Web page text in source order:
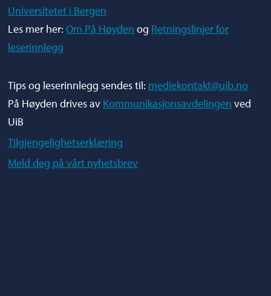
Universitetet i Bergen
Les mer her:Om På Høyden og Retningslinjer for
leserinnlegg
Tips og leserinnlegg sendes til: mediekontakt@uib.no
På Høyden drives av Kommunikasjonsavdelingen ved
UiB
Tilgjengelighetserklæring
Meld deg på vårt nyhetsbrev